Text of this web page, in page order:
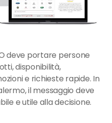
deve portare persone
disponibilità,
e richieste rapide. In
il messaggio deve
e utile alla decisione.